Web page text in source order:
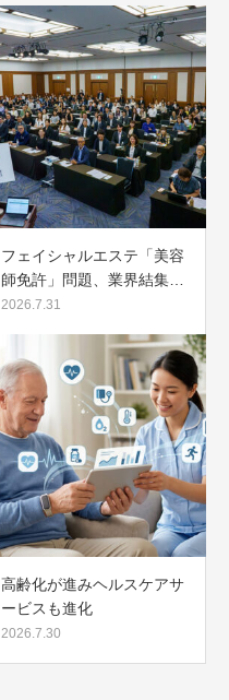
フェイシャルエステ「美容
師免許」問題、業界結集…
2026.7.31
高齢化が進みヘルスケアサ
ービスも進化
2026.7.30